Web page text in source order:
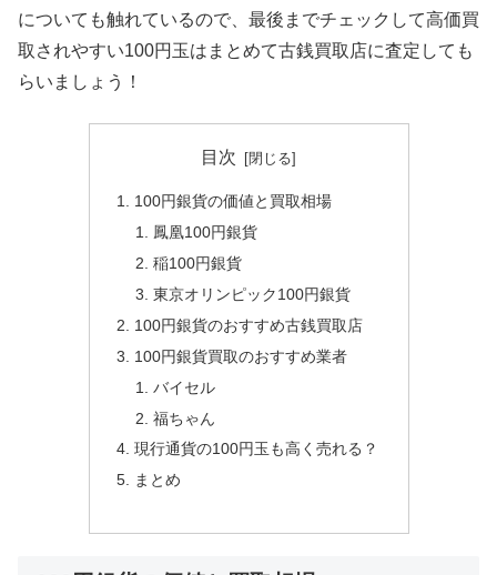
についても触れているので、最後までチェックして高価買
取されやすい100円玉はまとめて古銭買取店に査定しても
らいましょう！
目次
100円銀貨の価値と買取相場
鳳凰100円銀貨
稲100円銀貨
東京オリンピック100円銀貨
100円銀貨のおすすめ古銭買取店
100円銀貨買取のおすすめ業者
バイセル
福ちゃん
現行通貨の100円玉も高く売れる？
まとめ